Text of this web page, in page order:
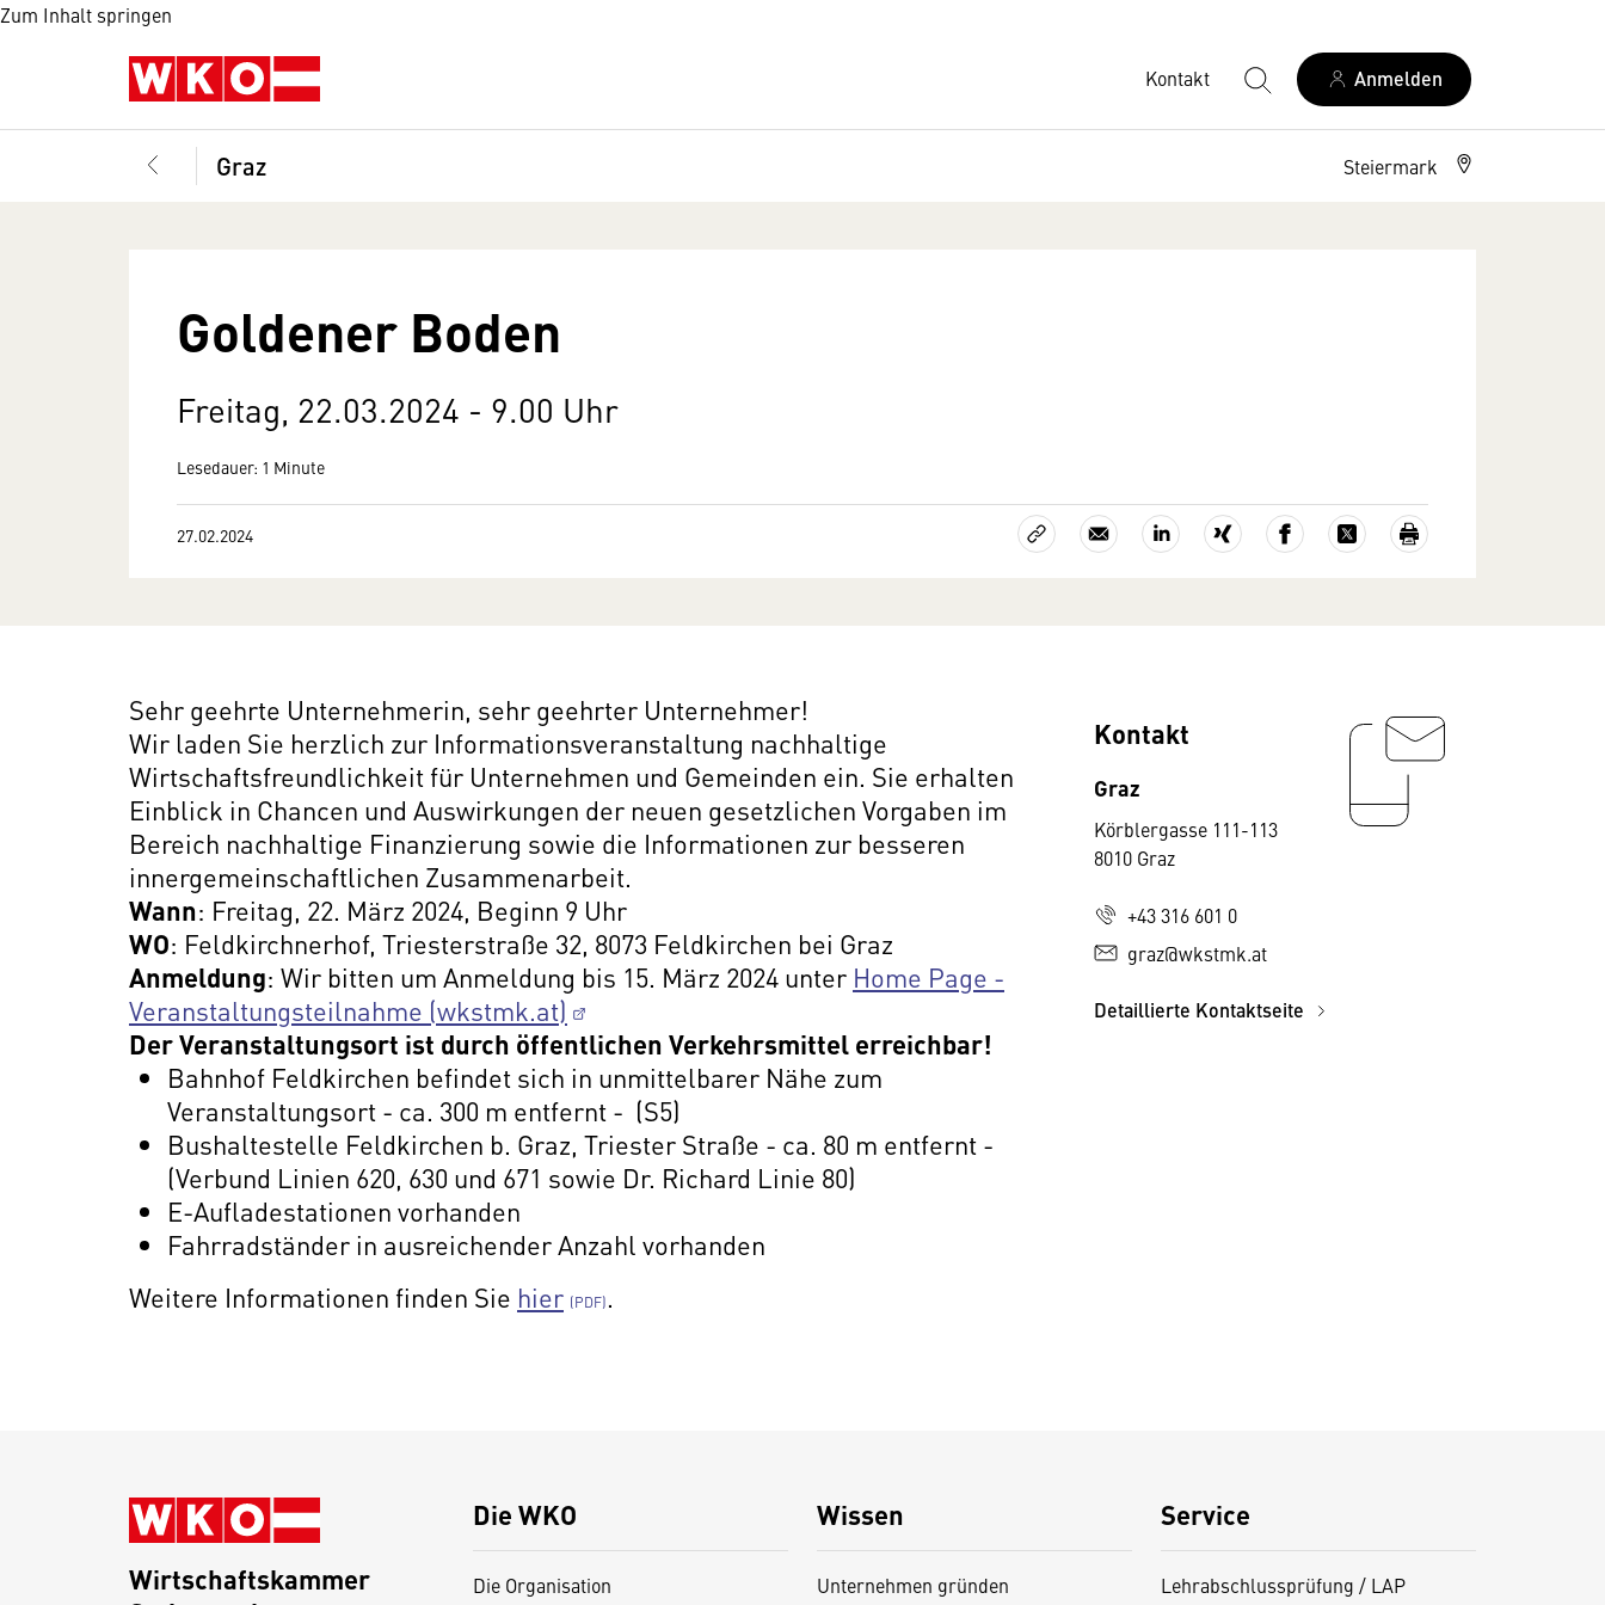
Zum Inhalt springen
Kontakt Anmelden
Graz Steiermark
Goldener Boden
Freitag, 22.03.2024 - 9.00 Uhr
Lesedauer: 1 Minute
27.02.2024
Sehr geehrte Unternehmerin, sehr geehrter Unternehmer!
Wir laden Sie herzlich zur Informationsveranstaltung nachhaltige
Wirtschaftsfreundlichkeit für Unternehmen und Gemeinden ein. Sie erhalten
Einblick in Chancen und Auswirkungen der neuen gesetzlichen Vorgaben im
Bereich nachhaltige Finanzierung sowie die Informationen zur besseren
innergemeinschaftlichen Zusammenarbeit.
Wann: Freitag, 22. März 2024, Beginn 9 Uhr
WO: Feldkirchnerhof, Triesterstraße 32, 8073 Feldkirchen bei Graz
Anmeldung: Wir bitten um Anmeldung bis 15. März 2024 unter Home Page -
Veranstaltungsteilnahme (wkstmk.at)
Der Veranstaltungsort ist durch öffentlichen Verkehrsmittel erreichbar!
Bahnhof Feldkirchen befindet sich in unmittelbarer Nähe zum
Veranstaltungsort - ca. 300 m entfernt - (S5)
Bushaltestelle Feldkirchen b. Graz, Triester Straße - ca. 80 m entfernt -
(Verbund Linien 620, 630 und 671 sowie Dr. Richard Linie 80)
E-Aufladestationen vorhanden
Fahrradständer in ausreichender Anzahl vorhanden
Weitere Informationen finden Sie hier .
Kontakt
Graz
Körblergasse 111-113
8010 Graz
+43 316 601 0
graz@wkstmk.at
Detaillierte Kontaktseite
Die WKO
Die Organisation
Wissen
Unternehmen gründen
Service
Lehrabschlussprüfung / LAP
Wirtschaftskammer